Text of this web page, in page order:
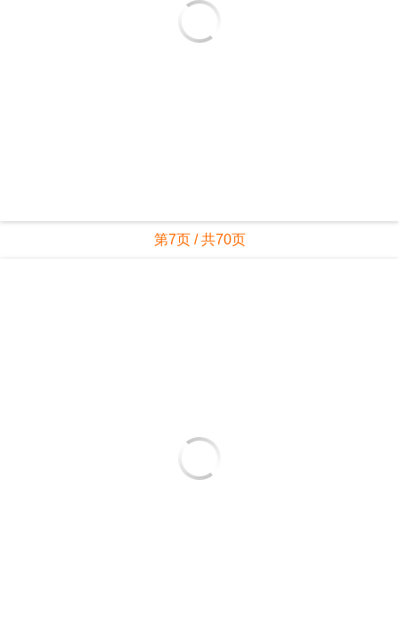
第7页 / 共70页